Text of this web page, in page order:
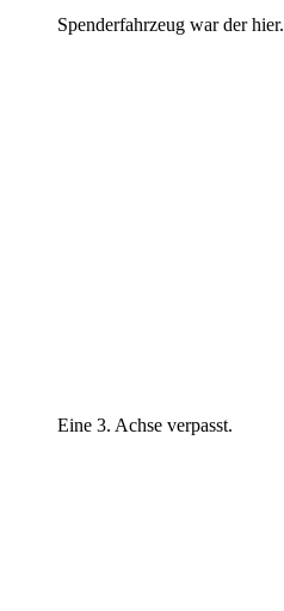
Spenderfahrzeug war der hier.
Eine 3. Achse verpasst.